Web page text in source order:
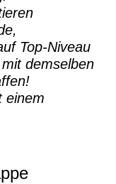
Top-Niveau
demselben
einem